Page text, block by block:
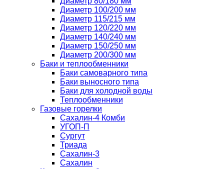
Диаметр 100/200 мм
Диаметр 115/215 мм
Диаметр 120/220 мм
Диаметр 140/240 мм
Диаметр 150/250 мм
Диаметр 200/300 мм
Баки и теплообменники
Баки самоварного типа
Баки выносного типа
Баки для холодной воды
Теплообменники
Газовые горелки
Сахалин-4 Комби
УГОП-П
Сургут
Триада
Сахалин-3
Сахалин